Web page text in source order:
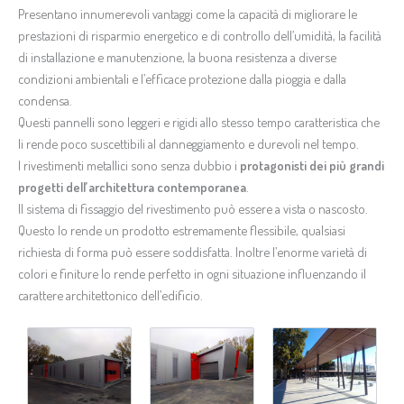
Presentano innumerevoli vantaggi come la capacità di migliorare le
prestazioni di risparmio energetico e di controllo dell’umidità, la facilità
di installazione e manutenzione, la buona resistenza a diverse
condizioni ambientali e l’efficace protezione dalla pioggia e dalla
condensa.
Questi pannelli sono leggeri e rigidi allo stesso tempo caratteristica che
li rende poco suscettibili al danneggiamento e durevoli nel tempo.
I rivestimenti metallici sono senza dubbio i protagonisti dei più grandi
progetti dell’architettura contemporanea
Il sistema di fissaggio del rivestimento può essere a vista o nascosto.
Questo lo rende un prodotto estremamente flessibile, qualsiasi
richiesta di forma può essere soddisfatta. Inoltre l’enorme varietà di
colori e finiture lo rende perfetto in ogni situazione influenzando il
carattere architettonico dell’edificio.